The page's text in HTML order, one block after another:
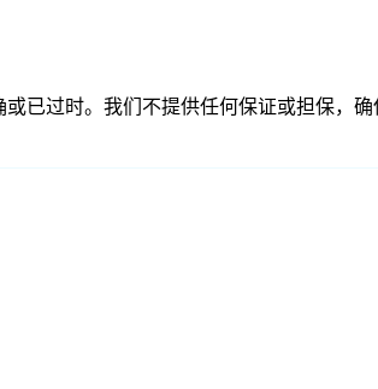
已过时。我们不提供任何保证或担保，